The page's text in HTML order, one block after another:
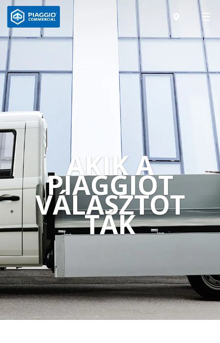
AKIK A
PIAGGIOT
VÁLASZTOT
TÁK